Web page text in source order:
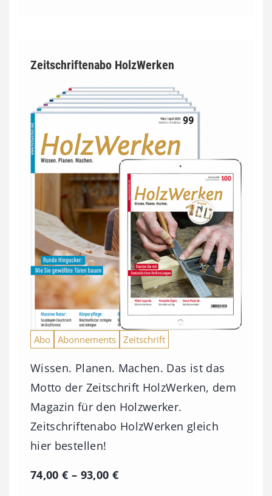
Zeitschriftenabo HolzWerken
Abo Abonnements Zeitschrift
Wissen. Planen. Machen. Das ist das
Motto der Zeitschrift HolzWerken, dem
Magazin für den Holzwerker.
Zeitschriftenabo HolzWerken gleich
hier bestellen!
74,00€ – 93,00 €P